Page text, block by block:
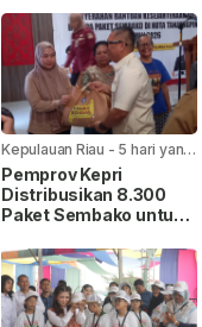
Kepulauan Riau - 5 hari yang
lalu
Pemprov Kepri
Distribusikan 8.300
Paket Sembako untuk
Kabupaten/Kota